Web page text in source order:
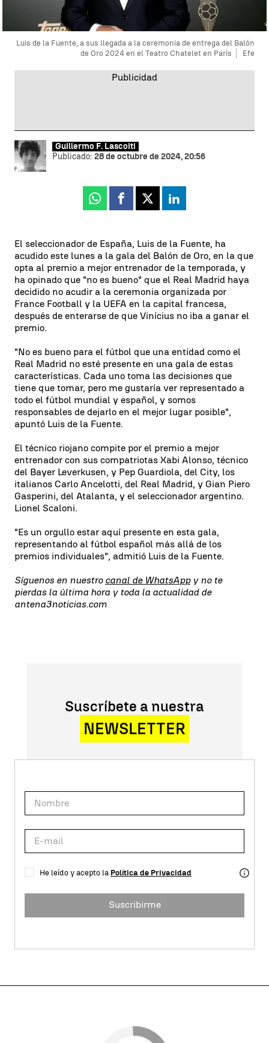
Luis de la Fuente, a sus llegada a la ceremonia de entrega del Balón
de Oro 2024 en el Teatro Chatelet en París
Efe
Guillermo F. Lascoiti
Publicado: 28 de octubre de 2024, 20:56
Whatsapp
Facebook
X Linkedin
El seleccionador de España, Luis de la Fuente, ha
acudido este lunes a la gala del Balón de Oro, en la que
opta al premio a mejor entrenador de la temporada, y
ha opinado que "no es bueno" que el Real Madrid haya
decidido no acudir a la ceremonia organizada por
France Football y la UEFA en la capital francesa,
después de enterarse de que Vinícius no iba a ganar el
premio.
"No es bueno para el fútbol que una entidad como el
Real Madrid no esté presente en una gala de estas
características. Cada uno toma las decisiones que
tiene que tomar, pero me gustaría ver representado a
todo el fútbol mundial y español, y somos
responsables de dejarlo en el mejor lugar posible",
apuntó Luis de la Fuente.
El técnico riojano compite por el premio a mejor
entrenador con sus compatriotas Xabi Alonso, técnico
del Bayer Leverkusen, y Pep Guardiola, del City, los
italianos Carlo Ancelotti, del Real Madrid, y Gian Piero
Gasperini, del Atalanta, y el seleccionador argentino.
Lionel Scaloni.
"Es un orgullo estar aquí presente en esta gala,
representando al fútbol español más allá de los
premios individuales", admitió Luis de la Fuente.
Síguenos en nuestro canal de WhatsAppy no te
pierdas la última hora y toda la actualidad de
antena3noticias.com
Suscríbete a nuestra
NEWSLETTER
He leído y acepto la Política de Privacidad
Suscribirme